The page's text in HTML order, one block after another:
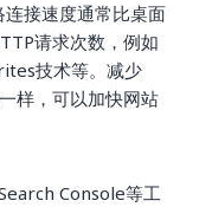
接速度通常比桌面
请求次数，例如
技术等。减少
样，可以加快网站
Console等工